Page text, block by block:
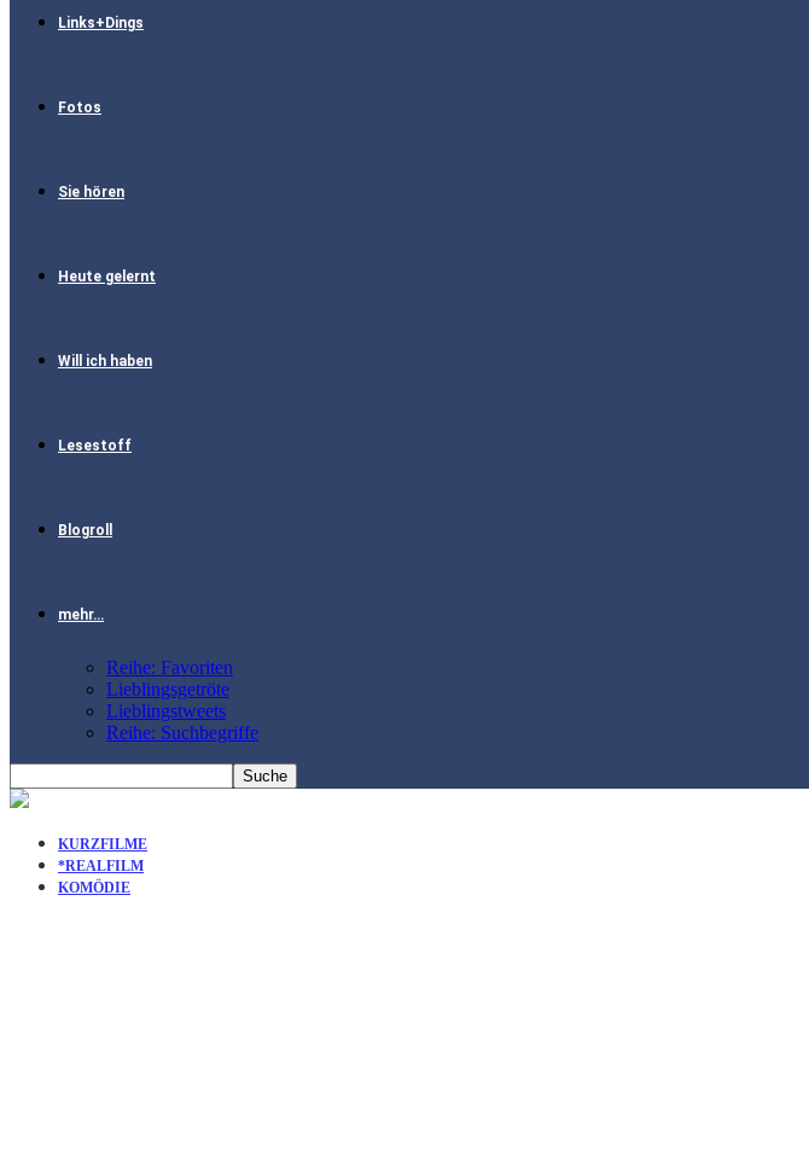
Links+Dings
Fotos
Sie hören
Heute gelernt
Will ich haben
Lesestoff
Blogroll
mehr…
Reihe: Favoriten
Lieblingsgetröte
Lieblingstweets
Reihe: Suchbegriffe
KURZFILME
*REALFILM
KOMÖDIE